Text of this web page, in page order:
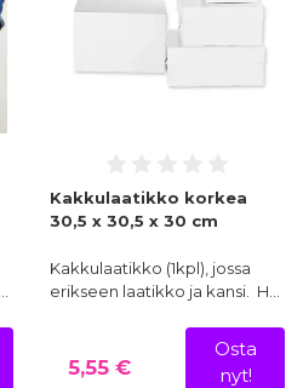
Kakkulaatikko korkea
30,5 x 30,5 x 30 cm
Kakkulaatikko (1kpl), jossa
erikseen laatikko ja kansi. H…
5,55 €
Osta
nyt!